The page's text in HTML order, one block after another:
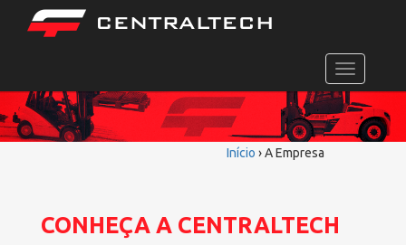
Toggle
navigation
Início ›A Empresa
CONHEÇA A CENTRALTECH